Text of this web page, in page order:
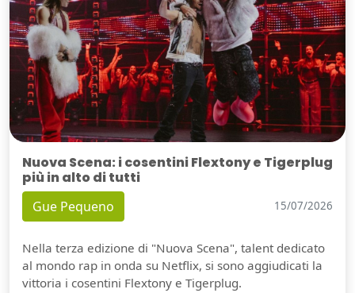
Nuova Scena: i cosentini Flextony e Tigerplug
più in alto di tutti
Gue Pequeno 15/07/2026
Nella terza edizione di "Nuova Scena", talent dedicato
al mondo rap in onda su Netflix, si sono aggiudicati la
vittoria i cosentini Flextony e Tigerplug.